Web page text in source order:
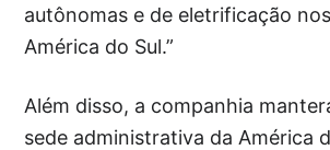
autônomas e de eletrificação
América do Sul.”
Além disso, a companhia
sede administrativa da América